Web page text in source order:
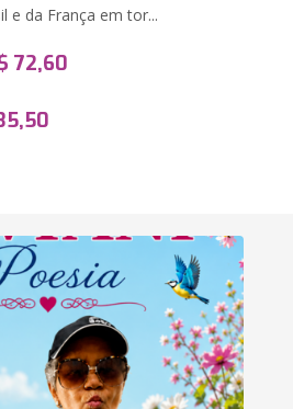
e da França em tor...
72,60